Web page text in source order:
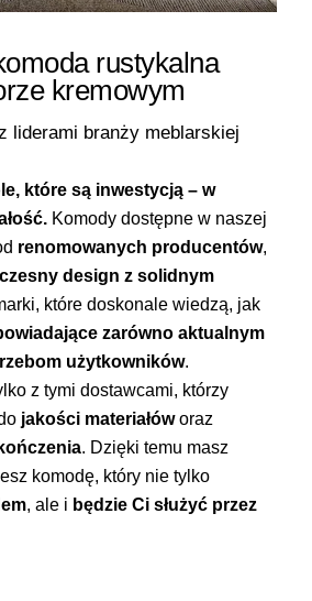
rustykalna
kremowym
liderami branży meblarskiej
które są inwestycją – w
Komody dostępne w naszej
renomowanych producentów,
design z solidnym
które doskonale wiedzą, jak
zarówno aktualnym
użytkowników.
z tymi dostawcami, którzy
jakości materiałóworaz
. Dzięki temu masz
komodę, który nie tylko
, ale i będzie Ci służyć przez